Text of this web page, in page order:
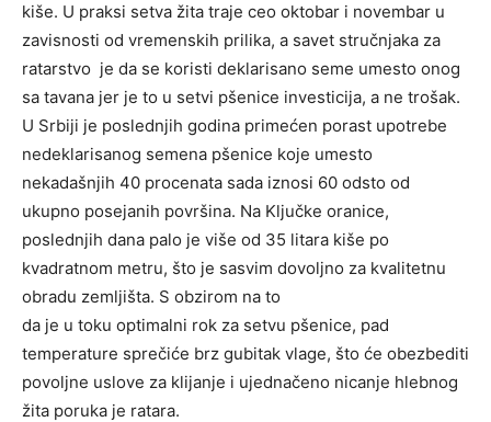
kiše. U praksi setva žita traje ceo oktobar i novembar u
zavisnosti od vremenskih prilika, a savet stručnjaka za
ratarstvo je da se koristi deklarisano seme umesto onog
sa tavana jer je to u setvi pšenice investicija, a ne trošak.
U Srbiji je poslednjih godina primećen porast upotrebe
nedeklarisanog semena pšenice koje umesto
nekadašnjih 40 procenata sada iznosi 60 odsto od
ukupno posejanih površina. Na Ključke oranice,
poslednjih dana palo je više od 35 litara kiše po
kvadratnom metru, što je sasvim dovoljno za kvalitetnu
obradu zemljišta. S obzirom na to
da je u toku optimalni rok za setvu pšenice, pad
temperature sprečiće brz gubitak vlage, što će obezbediti
povoljne uslove za klijanje i ujednačeno nicanje hlebnog
žita poruka je ratara.